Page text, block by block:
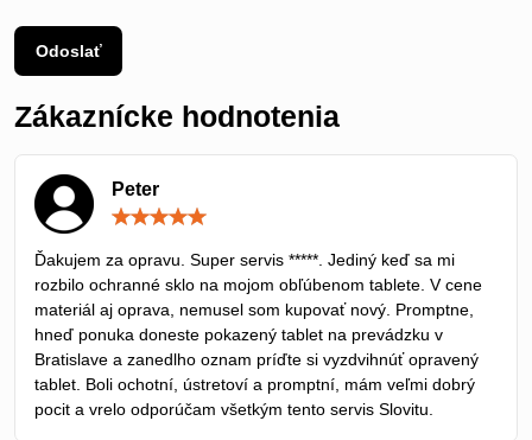
Odoslať
Zákaznícke hodnotenia
Peter
5
Ďakujem za opravu. Super servis *****. Jediný keď sa mi
rozbilo ochranné sklo na mojom obľúbenom tablete. V cene
materiál aj oprava, nemusel som kupovať nový. Promptne,
hneď ponuka doneste pokazený tablet na prevádzku v
Bratislave a zanedlho oznam príďte si vyzdvihnúť opravený
tablet. Boli ochotní, ústretoví a promptní, mám veľmi dobrý
pocit a vrelo odporúčam všetkým tento servis Slovitu.